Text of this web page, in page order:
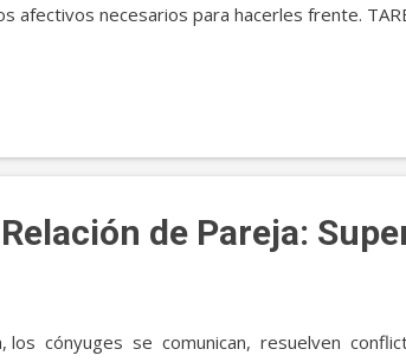
afectivos necesarios para hacerles frente.
de jubilación. -Prepararse para el
de tendencia que se producen en el
sus diferencias, el hombre y la mujer forman
de Pareja:
los cónyuges se comunican, resuelven